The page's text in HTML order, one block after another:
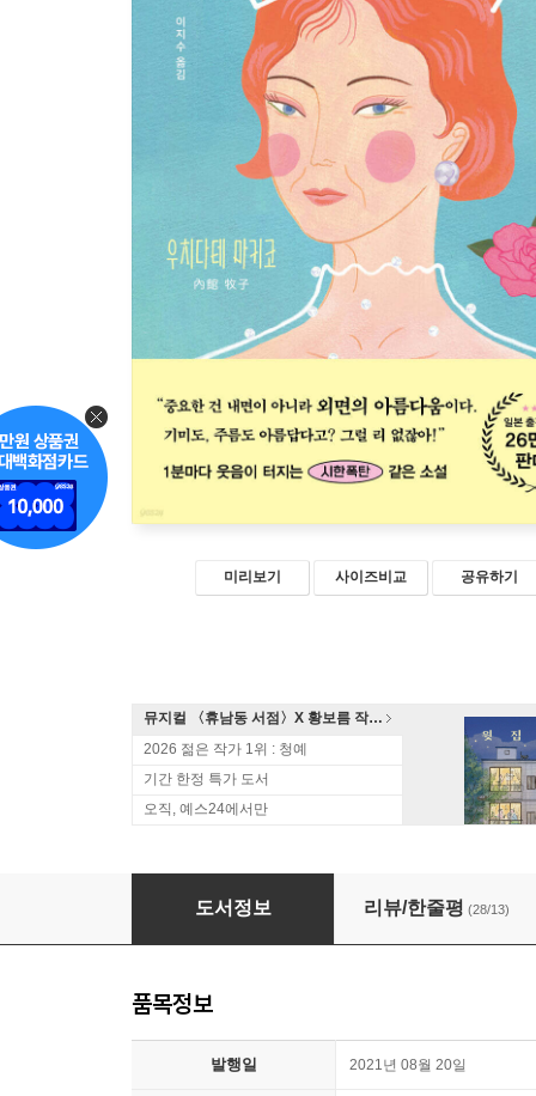
미리보기 사이즈비교 공유하기
뮤지컬 〈휴남동 서점〉X 황보름 작가 북토크
2026 젊은 작가 1위 : 청예
기간 한정 특가 도서
오직, 예스24에서만
곧 죽을 거니까
도서정보 리뷰/한줄평 (28/13)
품목정보
발행일 2021년 08월 20일